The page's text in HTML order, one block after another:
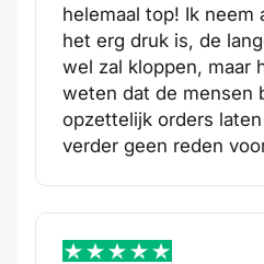
helemaal top! Ik neem
het erg druk is, de
wel zal kloppen, maar
weten dat de mensen
opzettelijk orders
verder geen reden
5 / 5